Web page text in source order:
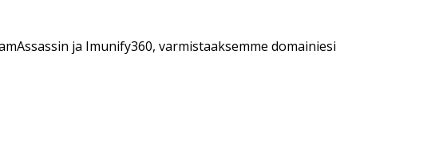
ja Imunify360, varmistaaksemme domainiesi